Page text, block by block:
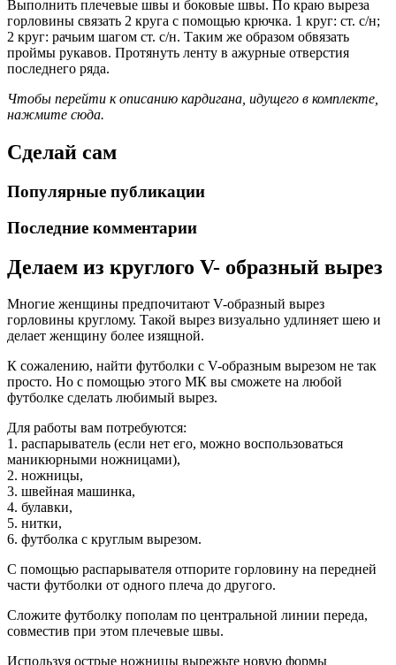
Выполнить плечевые швы и боковые швы. По краю выреза
горловины связать 2 круга с помощью крючка. 1 круг: ст. с/н;
2 круг: рачьим шагом ст. с/н. Таким же образом обвязать
проймы рукавов. Протянуть ленту в ажурные отверстия
последнего ряда.
Чтобы перейти к описанию кардигана, идущего в комплекте,
нажмите сюда.
Сделай сам
Популярные публикации
Последние комментарии
Делаем из круглого V- образный вырез
Многие женщины предпочитают V-образный вырез
горловины круглому. Такой вырез визуально удлиняет шею и
делает женщину более изящной.
К сожалению, найти футболки с V-образным вырезом не так
просто. Но с помощью этого МК вы сможете на любой
футболке сделать любимый вырез.
Для работы вам потребуются:
1. распарыватель (если нет его, можно воспользоваться
маникюрными ножницами),
2. ножницы,
3. швейная машинка,
4. булавки,
5. нитки,
6. футболка с круглым вырезом.
С помощью распарывателя отпорите горловину на передней
части футболки от одного плеча до другого.
Сложите футболку пополам по центральной линии переда,
совместив при этом плечевые швы.
Используя острые ножницы вырежьте новую формы